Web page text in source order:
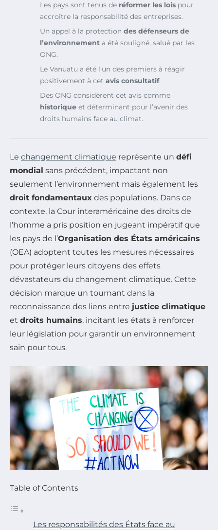
Les pays sont tenus de réformer les lois pour
accroître la responsabilité des entreprises.
Un appel à la protection des défenseurs de
l’environnement a été souligné, salué par les
ONG.
Le Vanuatu a été l’un des premiers à réagir
positivement à cet avis consultatif.
Des ONG considèrent cet avis comme
historique et déterminant pour l’avenir des
droits humains face au climat.
Le changement climatique représente un défi
mondial sans précédent, impactant non
seulement l’environnement mais également les
droit fondamentaux des populations. Dans ce
contexte, la Cour interaméricaine des droits de
l’homme a pris position en jugeant impératif que
les pays de l’Organisation des États américains
(OEA) adoptent toutes les mesures nécessaires
pour protéger leurs citoyens des effets
dévastateurs du changement climatique. Cette
décision marque un tournant dans la
reconnaissance des liens entre justice climatique
et droits humains, incitant les états à renforcer
leur législation pour garantir un environnement
sain pour tous.
Table of Contents
Les responsabilités des États face au